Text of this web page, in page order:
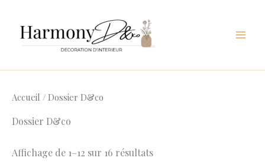
contenu
Accueil / Dossier D&co
Dossier D&co
Affichage de 1–12 sur 16 résultats